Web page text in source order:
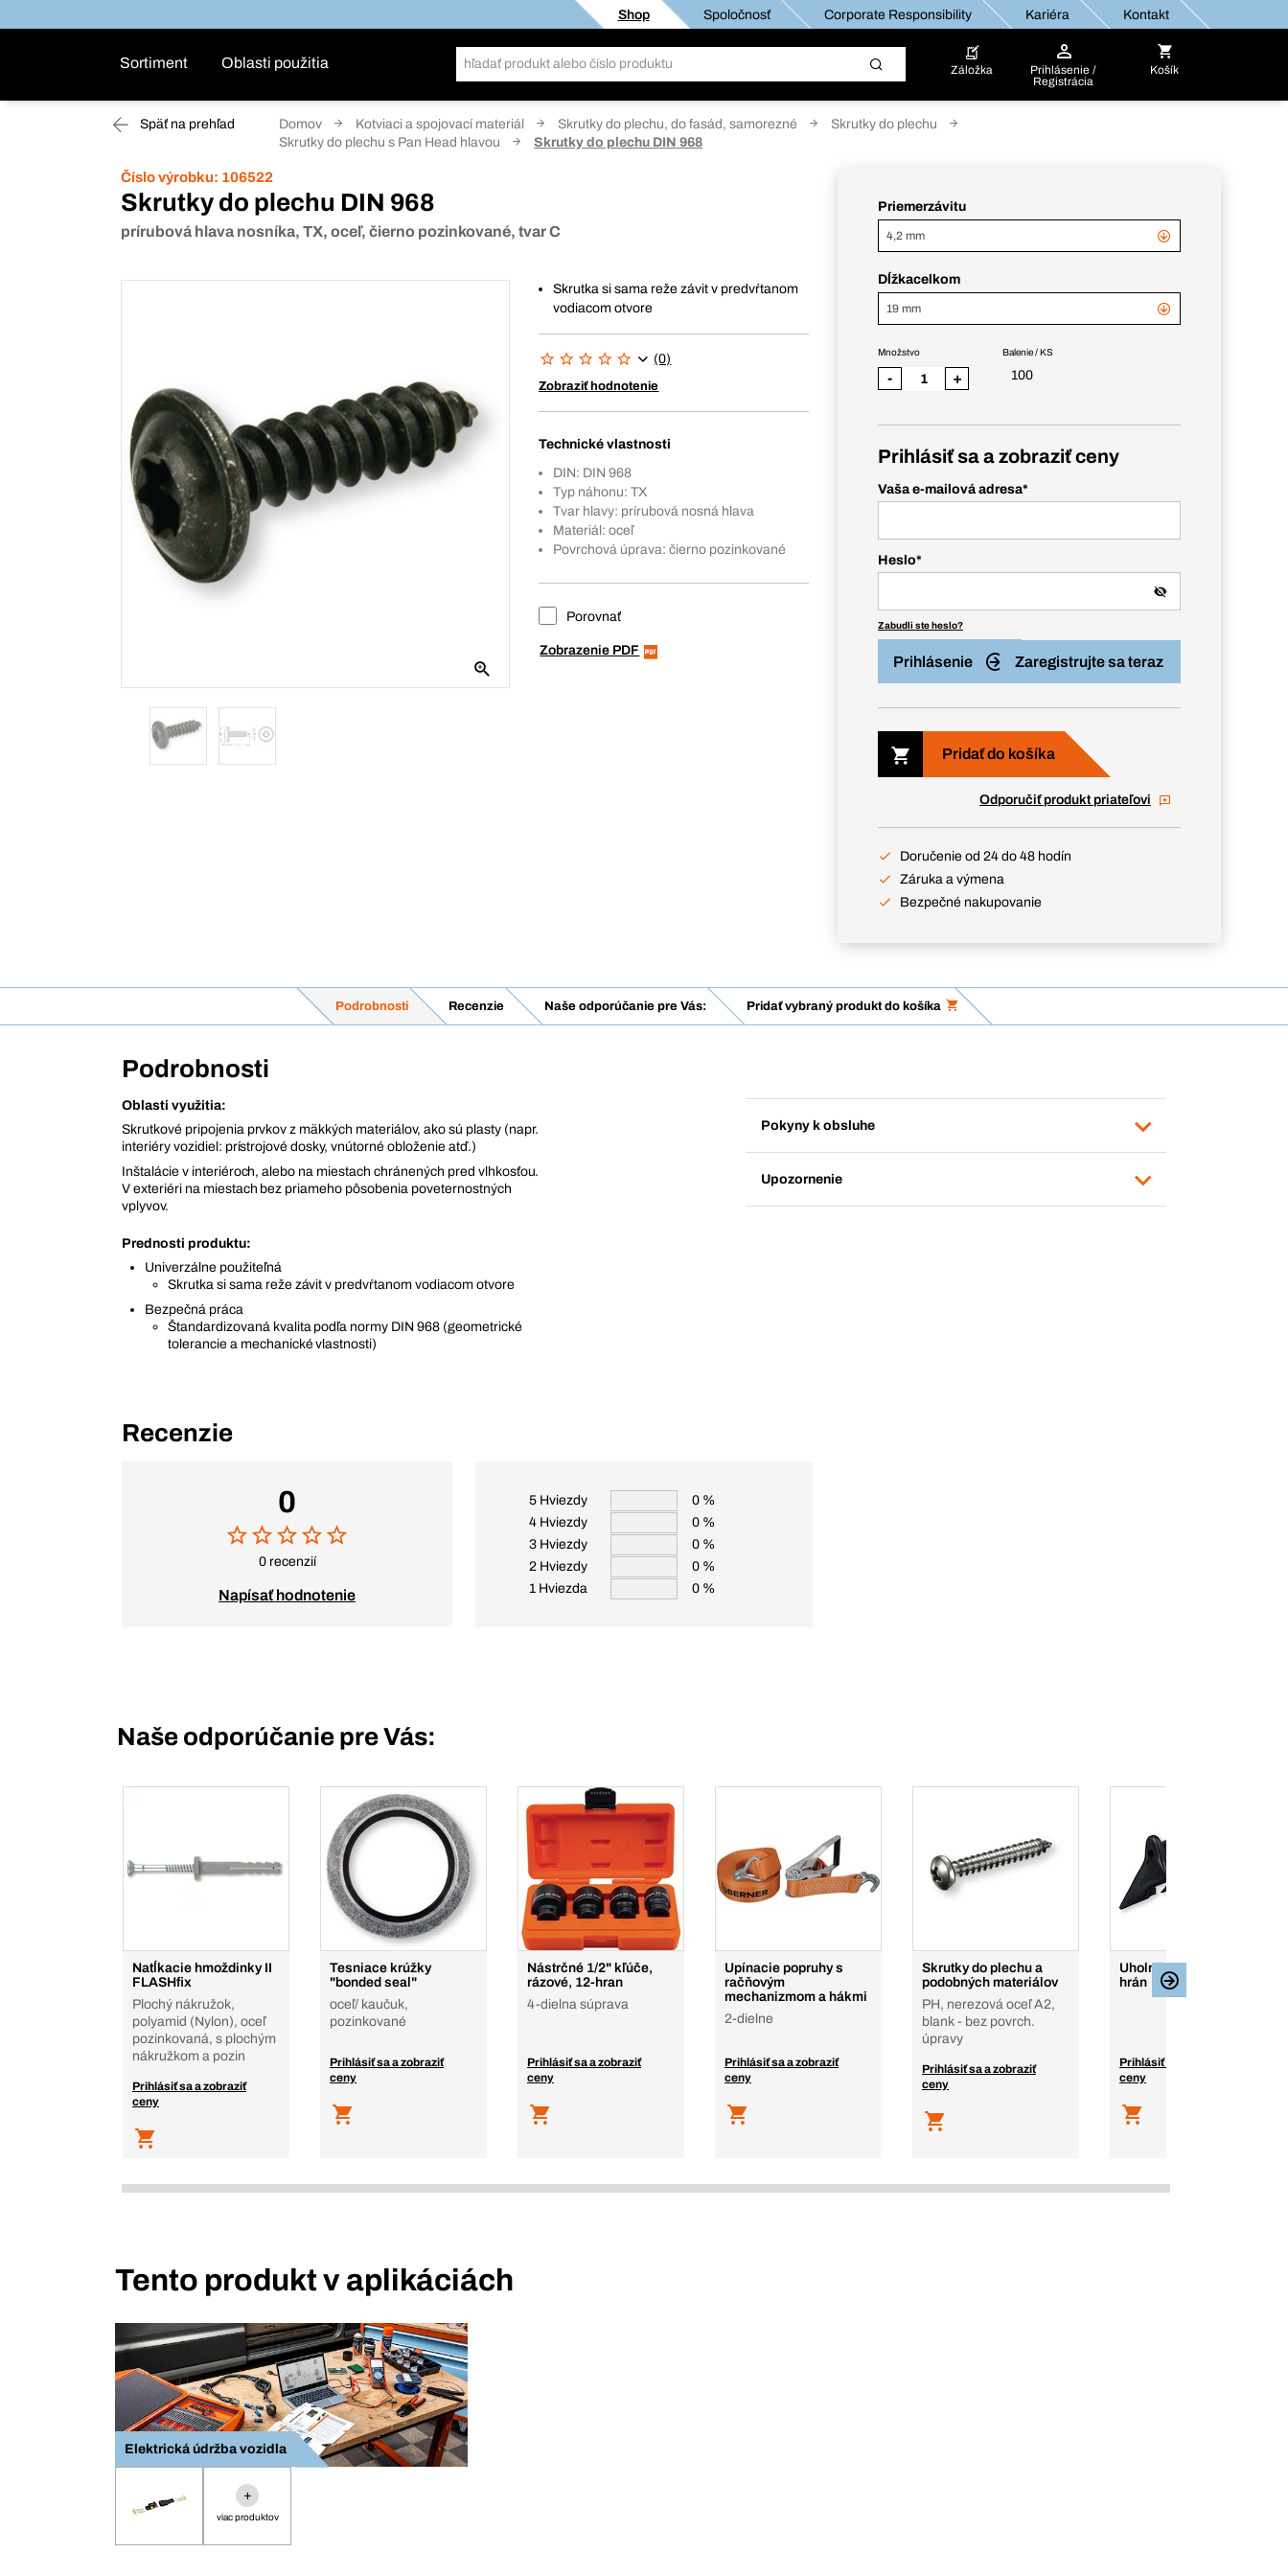
Shop Spoločnosť Corporate Responsibility Kariéra Kontakt
Sortiment Oblasti použitia Záložka
Prihlásenie /
Registrácia
Košík
Späť na prehľad Domov Kotviaci a spojovací materiál Skrutky do plechu, do fasád, samorezné
Skrutky do plechu
Skrutky do plechu s Pan Head hlavou
Skrutky do plechu DIN 968
Číslo výrobku: 106522
Skrutky do plechu DIN 968
prírubová hlava nosníka, TX, oceľ, čierno pozinkované, tvar C
Skrutka si sama reže závit v predvŕtanom
vodiacom otvore
(0)
Zobraziť hodnotenie
Technické vlastnosti
DIN: DIN 968
Typ náhonu: TX
Tvar hlavy: prírubová nosná hlava
Materiál: oceľ
Povrchová úprava: čierno pozinkované
Porovnať
Zobrazenie PDF
Priemerzávitu
4,2 mm
Dĺžkacelkom
19 mm
Balenie / KS
100
Množstvo
- +
Prihlásiť sa a zobraziť ceny
Vaša e-mailová adresa*
Heslo*
Zabudli ste heslo?
Prihlásenie Zaregistrujte sa teraz
Pridať do košíka
Odporučiť produkt priateľovi
Doručenie od 24 do 48 hodín
Záruka a výmena
Bezpečné nakupovanie
Podrobnosti Recenzie Naše odporúčanie pre Vás: Pridať vybraný produkt do košíka
Podrobnosti
Oblasti využitia:
Skrutkové pripojenia prvkov z mäkkých materiálov, ako sú plasty (napr.
interiéry vozidiel: prístrojové dosky, vnútorné obloženie atď.)
Inštalácie v interiéroch, alebo na miestach chránených pred vlhkosťou.
V exteriéri na miestach bez priameho pôsobenia poveternostných
vplyvov.
Prednosti produktu:
Univerzálne použiteľná
Skrutka si sama reže závit v predvŕtanom vodiacom otvore
Bezpečná práca
Štandardizovaná kvalita podľa normy DIN 968 (geometrické
tolerancie a mechanické vlastnosti)
Pokyny k obsluhe
Upozornenie
Recenzie
0
0 recenzií
Napísať hodnotenie
5 Hviezdy
0 %
4 Hviezdy
0 %
3 Hviezdy
0 %
2 Hviezdy
0 %
1 Hviezda
0 %
Naše odporúčanie pre Vás:
Natĺkacie hmoždinky II
FLASHfix
Plochý nákružok,
polyamid (Nylon), oceľ
pozinkovaná, s plochým
nákružkom a pozin
Prihlásiť sa a zobraziť
ceny
Tesniace krúžky
"bonded seal"
oceľ/ kaučuk,
pozinkované
Prihlásiť sa a zobraziť
ceny
Nástrčné 1/2" kľúče,
rázové, 12-hran
4-dielna súprava
Prihlásiť sa a zobraziť
ceny
Upínacie popruhy s
račňovým
mechanizmom a hákmi
2-dielne
Prihlásiť sa a zobraziť
ceny
Skrutky do plechu a
podobných materiálov
PH, nerezová oceľ A2,
blank - bez povrch.
úpravy
Prihlásiť sa a zobraziť
ceny
Uholník na ochranu
hrán
Prihlásiť sa a zobraziť
ceny
Tento produkt v aplikáciách
Elektrická údržba vozidla
+
viac produktov